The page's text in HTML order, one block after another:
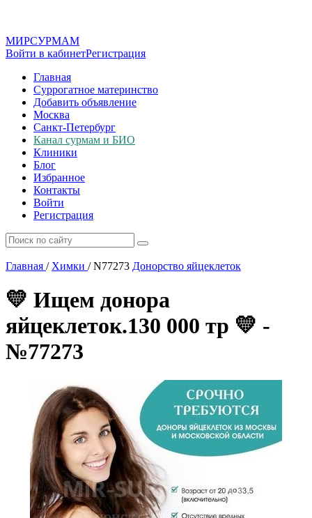
МИРСУРМАМ
Войти в кабинетРегистрация
Главная
Суррогатное материнство
Добавить объявление
Москва
Санкт-Петербург
Канал сурмам и БИО
Клиники
Блог
Избранное
Контакты
Войти
Регистрация
Главная / Химки /N77273 Донорство яйцеклеток
💛 Ищем донора
яйцеклеток.130 000 тр 💛 -
№77273